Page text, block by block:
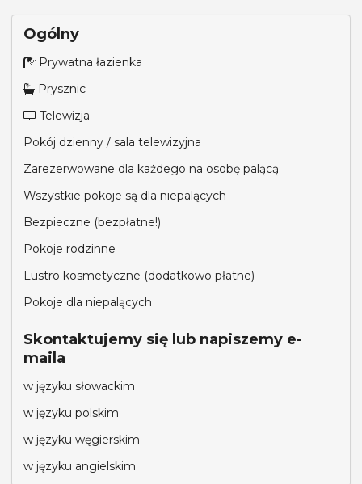
Ogólny
Prywatna łazienka
Prysznic
Telewizja
Pokój dzienny / sala telewizyjna
Zarezerwowane dla każdego na osobę palącą
Wszystkie pokoje są dla niepalących
Bezpieczne (bezpłatne!)
Pokoje rodzinne
Lustro kosmetyczne (dodatkowo płatne)
Pokoje dla niepalących
Skontaktujemy się lub napiszemy e-
maila
w języku słowackim
w języku polskim
w języku węgierskim
w języku angielskim